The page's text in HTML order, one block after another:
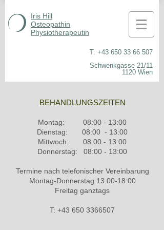
Iris Hill
Osteopathin
Physiotherapeutin
T: +43 650 33 66 507
Schwenkgasse 21/11
1120 Wien
BEHANDLUNGSZEITEN
Montag: 08:00 - 13:00
Dienstag: 08:00 - 13:00
Mittwoch: 08:00 - 13:00
Donnerstag: 08:00 - 13:00
Termine nach telefonischer Vereinbarung
Montag-Donnerstag 13:00-18:00
Freitag ganztags
T: +43 650 3366507